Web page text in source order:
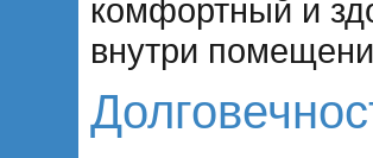
комфортный и
внутри